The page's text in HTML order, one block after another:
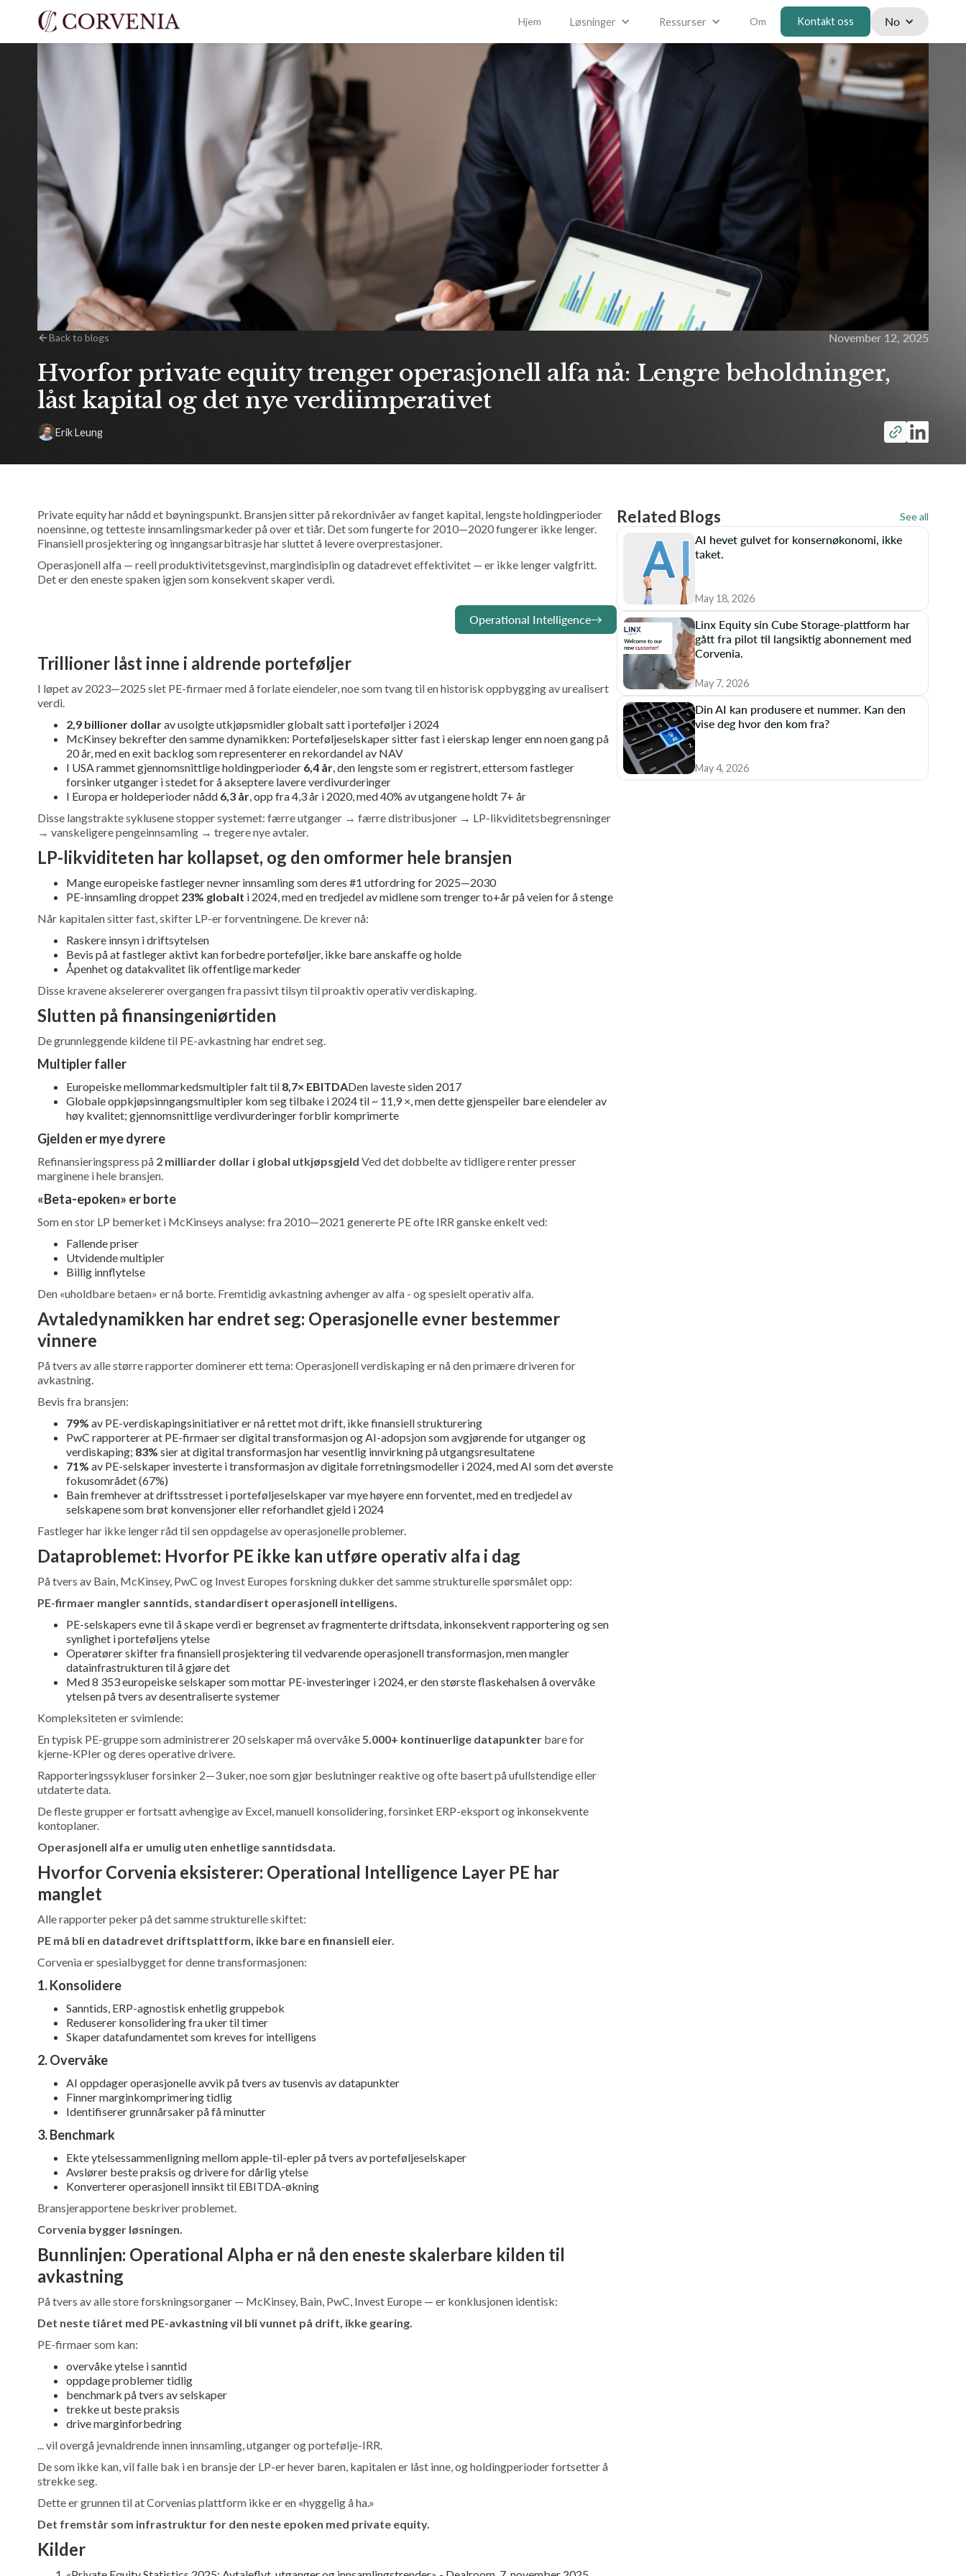
Hjem Løsninger Ressurser Om Kontakt oss No
Back to blogs November 12, 2025
Hvorfor private equity trenger operasjonell alfa nå: Lengre beholdninger,
låst kapital og det nye verdiimperativet
Erik Leung
Private equity har nådd et bøyningspunkt. Bransjen sitter på rekordnivåer av fanget kapital, lengste holdingperioder
noensinne, og tetteste innsamlingsmarkeder på over et tiår. Det som fungerte for 2010—2020 fungerer ikke lenger.
Finansiell prosjektering og inngangsarbitrasje har sluttet å levere overprestasjoner.
Operasjonell alfa — reell produktivitetsgevinst, margindisiplin og datadrevet effektivitet — er ikke lenger valgfritt.
Det er den eneste spaken igjen som konsekvent skaper verdi.
Operational Intelligence→
Trillioner låst inne i aldrende porteføljer
I løpet av 2023—2025 slet PE-firmaer med å forlate eiendeler, noe som tvang til en historisk oppbygging av urealisert
verdi.
2,9 billioner dollarav usolgte utkjøpsmidler globalt satt i porteføljer i 2024
McKinsey bekrefter den samme dynamikken: Porteføljeselskaper sitter fast i eierskap lenger enn noen gang på
20 år, med en exit backlog som representerer en rekordandel av NAV
I USA rammet gjennomsnittlige holdingperioder 6,4 år, den lengste som er registrert, ettersom fastleger
forsinker utganger i stedet for å akseptere lavere verdivurderinger
I Europa er holdeperioder nådd 6,3 år, opp fra 4,3 år i 2020, med 40% av utgangene holdt 7+ år
Disse langstrakte syklusene stopper systemet: færre utganger → færre distribusjoner → LP-likviditetsbegrensninger
→ vanskeligere pengeinnsamling → tregere nye avtaler.
LP-likviditeten har kollapset, og den omformer hele bransjen
Mange europeiske fastleger nevner innsamling som deres #1 utfordring for 2025—2030
PE-innsamling droppet 23% globalt i 2024, med en tredjedel av midlene som trenger to+år på veien for å stenge
Når kapitalen sitter fast, skifter LP-er forventningene. De krever nå:
Raskere innsyn i driftsytelsen
Bevis på at fastleger aktivt kan forbedre porteføljer, ikke bare anskaffe og holde
Åpenhet og datakvalitet lik offentlige markeder
Disse kravene akselererer overgangen fra passivt tilsyn til proaktiv operativ verdiskaping.
Slutten på finansingeniørtiden
De grunnleggende kildene til PE-avkastning har endret seg.
Multipler faller
Europeiske mellommarkedsmultipler falt til 8,7× EBITDADen laveste siden 2017
Globale oppkjøpsinngangsmultipler kom seg tilbake i 2024 til ~ 11,9 ×, men dette gjenspeiler bare eiendeler av
høy kvalitet; gjennomsnittlige verdivurderinger forblir komprimerte
Gjelden er mye dyrere
Refinansieringspress på 2 milliarder dollar i global utkjøpsgjeld Ved det dobbelte av tidligere renter presser
marginene i hele bransjen.
«Beta-epoken» er borte
Som en stor LP bemerket i McKinseys analyse: fra 2010—2021 genererte PE ofte IRR ganske enkelt ved:
Fallende priser
Utvidende multipler
Billig innflytelse
Den «uholdbare betaen» er nå borte. Fremtidig avkastning avhenger av alfa - og spesielt operativ alfa.
Avtaledynamikken har endret seg: Operasjonelle evner bestemmer
vinnere
På tvers av alle større rapporter dominerer ett tema: Operasjonell verdiskaping er nå den primære driveren for
avkastning.
Bevis fra bransjen:
79% av PE-verdiskapingsinitiativer er nå rettet mot drift, ikke finansiell strukturering
PwC rapporterer at PE-firmaer ser digital transformasjon og AI-adopsjon som avgjørende for utganger og
verdiskaping; 83% sier at digital transformasjon har vesentlig innvirkning på utgangsresultatene
71% av PE-selskaper investerte i transformasjon av digitale forretningsmodeller i 2024, med AI som det øverste
fokusområdet (67%)
Bain fremhever at driftsstresset i porteføljeselskaper var mye høyere enn forventet, med en tredjedel av
selskapene som brøt konvensjoner eller reforhandlet gjeld i 2024
Fastleger har ikke lenger råd til sen oppdagelse av operasjonelle problemer.
Dataproblemet: Hvorfor PE ikke kan utføre operativ alfa i dag
På tvers av Bain, McKinsey, PwC og Invest Europes forskning dukker det samme strukturelle spørsmålet opp:
PE-firmaer mangler sanntids, standardisert operasjonell intelligens.
PE-selskapers evne til å skape verdi er begrenset av fragmenterte driftsdata, inkonsekvent rapportering og sen
synlighet i porteføljens ytelse
Operatører skifter fra finansiell prosjektering til vedvarende operasjonell transformasjon, men mangler
datainfrastrukturen til å gjøre det
Med 8 353 europeiske selskaper som mottar PE-investeringer i 2024, er den største flaskehalsen å overvåke
ytelsen på tvers av desentraliserte systemer
Kompleksiteten er svimlende:
En typisk PE-gruppe som administrerer 20 selskaper må overvåke5.000+ kontinuerlige datapunkter bare for
kjerne-KPIer og deres operative drivere.
Rapporteringssykluser forsinker 2—3 uker, noe som gjør beslutninger reaktive og ofte basert på ufullstendige eller
utdaterte data.
De fleste grupper er fortsatt avhengige av Excel, manuell konsolidering, forsinket ERP-eksport og inkonsekvente
kontoplaner.
Operasjonell alfa er umulig uten enhetlige sanntidsdata.
Hvorfor Corvenia eksisterer: Operational Intelligence Layer PE har
manglet
Alle rapporter peker på det samme strukturelle skiftet:
PE må bli en datadrevet driftsplattform, ikke bare en finansiell eier.
Corvenia er spesialbygget for denne transformasjonen:
1. Konsolidere
Sanntids, ERP-agnostisk enhetlig gruppebok
Reduserer konsolidering fra uker til timer
Skaper datafundamentet som kreves for intelligens
2. Overvåke
AI oppdager operasjonelle avvik på tvers av tusenvis av datapunkter
Finner marginkomprimering tidlig
Identifiserer grunnårsaker på få minutter
3. Benchmark
Ekte ytelsessammenligning mellom apple-til-epler på tvers av porteføljeselskaper
Avslører beste praksis og drivere for dårlig ytelse
Konverterer operasjonell innsikt til EBITDA-økning
Bransjerapportene beskriver problemet.
Corvenia bygger løsningen.
Bunnlinjen: Operational Alpha er nå den eneste skalerbare kilden til
avkastning
På tvers av alle store forskningsorganer — McKinsey, Bain, PwC, Invest Europe — er konklusjonen identisk:
Det neste tiåret med PE-avkastning vil bli vunnet på drift, ikke gearing.
PE-firmaer som kan:
overvåke ytelse i sanntid
oppdage problemer tidlig
benchmark på tvers av selskaper
trekke ut beste praksis
drive marginforbedring
... vil overgå jevnaldrende innen innsamling, utganger og portefølje-IRR.
De som ikke kan, vil falle bak i en bransje der LP-er hever baren, kapitalen er låst inne, og holdingperioder fortsetter å
strekke seg.
Dette er grunnen til at Corvenias plattform ikke er en «hyggelig å ha.»
Det fremstår som infrastruktur for den neste epoken med private equity.
Kilder
Related Blogs See all
AI hevet gulvet for konsernøkonomi, ikke
taket.
May 18, 2026
Linx Equity sin Cube Storage-plattform har
gått fra pilot til langsiktig abonnement med
Corvenia.
May 7, 2026
Din AI kan produsere et nummer. Kan den
vise deg hvor den kom fra?
May 4, 2026